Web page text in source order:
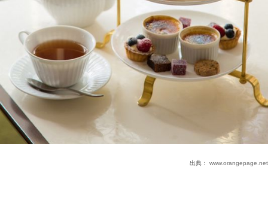
出典： www.orangepage.net